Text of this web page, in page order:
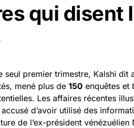
qui disent
seul premier trimestre, Kalshi dit
mené plus de 150 enquêtes et
Les affaires récentes
d’avoir utilisé des
de l’ex-président